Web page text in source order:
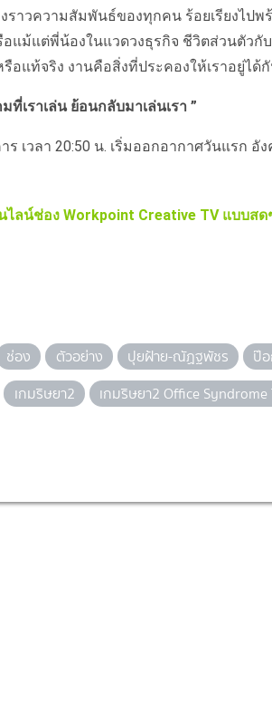
งราวความสัมพันธ์ของทุกคน ร้อยเรียงไปพ
แม้แต่พี่น้องในแวดวงธุรกิจ ชีวิตส่วนตัวกั
อแท้จริง งานคือสิ่งที่ประคองให้เราอยู่ได้
มที่เราเล่น ย้อนกลับมาเล่นเรา ”
เวลา 20:50 น. เริ่มออกอากาศวันแรก อั
ลน์ช่อง Workpoint Creative TV แบบสด
ช่อง ตัวอย่าง ปุยฝ้าย-ณัฏฐพัชร ป๊
เกมริษยา2 เกมริษยา2 Office Syndrome